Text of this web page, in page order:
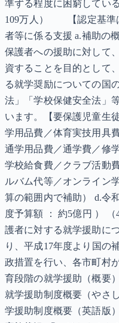
準ずる程度に困窮して
109万人） 【認定基準
者等に係る支援 a.補助の
保護者への援助に対して
資することを目的として
る就学奨励についての国
法」「学校保健安全法」
います。【要保護児童生
学用品費／体育実技用具
通学用品費／通学費／修
学校給食費／クラブ活動
ルバム代等／オンライン
算の範囲内で補助） d.令
度予算額 ： 約5億円 ）
護者に対する就学援助に
り、平成17年度より国の
政措置を行い、各市町村
育段階の就学援助（概要
就学援助制度概要（やさ
学援助制度概要（英語版